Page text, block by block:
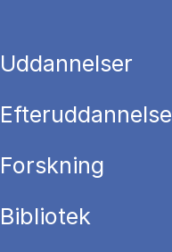
Uddannelser
Efteruddannelse
Forskning
Bibliotek